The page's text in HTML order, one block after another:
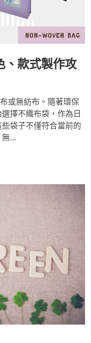
款式製作攻
或無紡布。隨著環保
擇不織布袋，作為日
袋子不僅符合當前的
...